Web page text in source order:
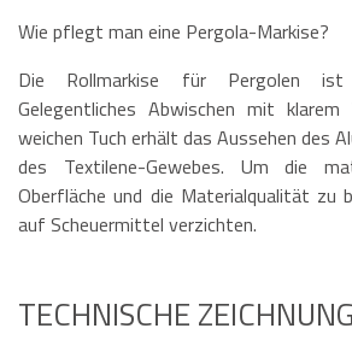
Wie pflegt man eine Pergola-Markise?
Die Rollmarkise für Pergolen ist
Gelegentliches Abwischen mit
weichen Tuch erhält das Aussehen des
des Textilene-Gewebes. Um die
Oberfläche und die Materialqualität zu
auf Scheuermittel verzichten.
TECHNISCHE ZEICHNUNG